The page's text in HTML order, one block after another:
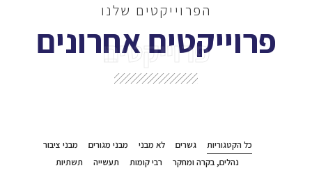
פרוייקטים
הפרוייקטים שלנו
פרוייקטים אחרונים
כל הקטגוריות גשרים לא מבני מבני מגורים
מבני ציבור
נהלים, בקרה ומחקר
רבי קומות תעשייה תשתיות